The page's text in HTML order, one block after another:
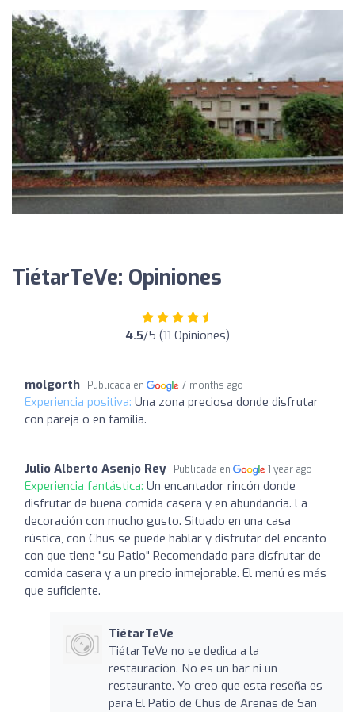
TiétarTeVe: Opiniones
4.5/5 (11 Opiniones)
molgorth Publicada en 7 months ago
Experiencia positiva: Una zona preciosa donde disfrutar
con pareja o en familia.
Julio Alberto Asenjo Rey Publicada en 1 year ago
Experiencia fantástica: Un encantador rincón donde
disfrutar de buena comida casera y en abundancia. La
decoración con mucho gusto. Situado en una casa
rústica, con Chus se puede hablar y disfrutar del encanto
con que tiene "su Patio" Recomendado para disfrutar de
comida casera y a un precio inmejorable. El menú es más
que suficiente.
TiétarTeVe
TiétarTeVe no se dedica a la
restauración. No es un bar ni un
restaurante. Yo creo que esta reseña es
para El Patio de Chus de Arenas de San